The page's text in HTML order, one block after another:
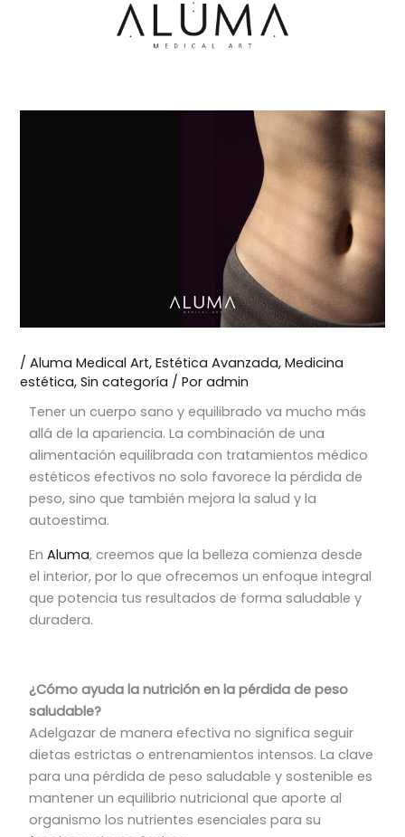
/Aluma Medical Art,Estética Avanzada,Medicina
estética,Sin categoría / Poradmin
Tener un cuerpo sano y equilibrado va mucho más
allá de la apariencia. La combinación de una
alimentación equilibrada con tratamientos médico
estéticos efectivos no solo favorece la pérdida de
peso, sino que también mejora la salud y la
autoestima.
EnAluma, creemos que la belleza comienza desde
el interior, por lo que ofrecemos un enfoque integral
que potencia tus resultados de forma saludable y
duradera.
¿Cómo ayuda la nutrición en la pérdida de peso
saludable?
Adelgazar de manera efectiva no significa seguir
dietas estrictas o entrenamientos intensos. La clave
para una pérdida de peso saludable y sostenible es
mantener un equilibrio nutricional que aporte al
organismo los nutrientes esenciales para su